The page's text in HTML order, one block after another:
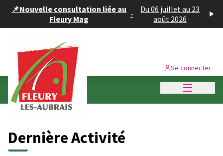
📌Nouvelle consultation liée au
Fleury Mag
-
Du 06 juillet au 23
août 2026
Menu
Se connecter
Dernières activités
Dernière Activité
Panneau de gestion des cookies